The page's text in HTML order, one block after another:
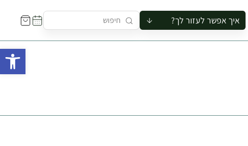
איך אפשר לעזור לך?
להזמין סיור לקבוצה
לתאם ביקור בצריף